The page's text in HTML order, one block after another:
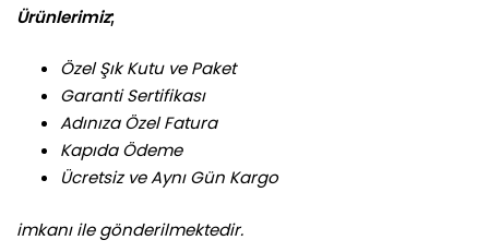
Ürünlerimiz;
Özel Şık Kutu ve Paket
Garanti Sertifikası
Adınıza Özel Fatura
Kapıda Ödeme
Ücretsiz ve Aynı Gün Kargo
imkanı ile gönderilmektedir.